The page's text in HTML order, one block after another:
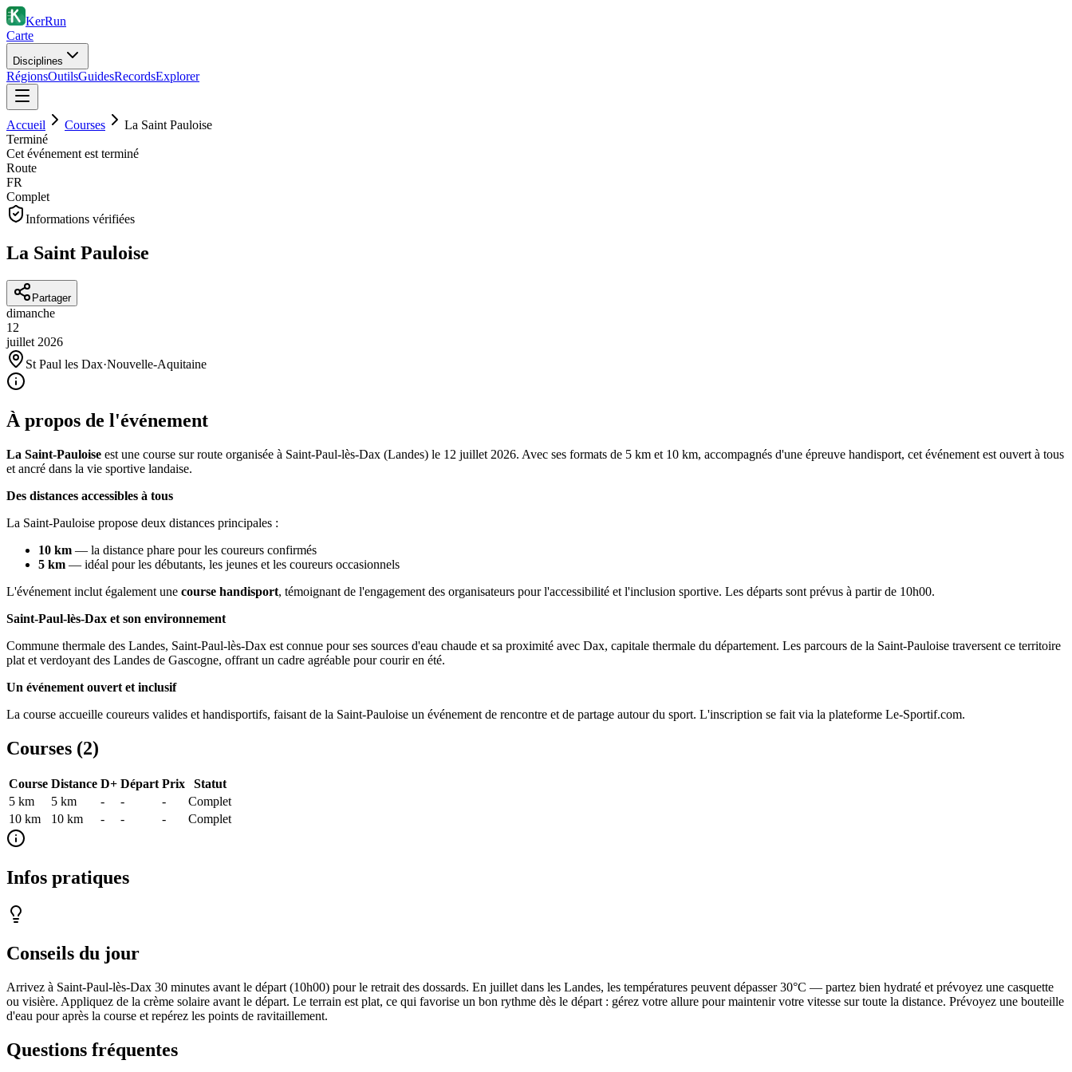
KerRun
Carte
Disciplines
RégionsOutilsGuidesRecordsExplorer
Accueil Courses
La Saint Pauloise
Terminé
Cet événement est terminé
Route
FR
Complet
Informations vérifiées
La Saint Pauloise
Partager
dimanche
12
juillet 2026
St Paul les Dax·Nouvelle-Aquitaine
À propos de l'événement
La Saint-Pauloise est une course sur route organisée à Saint-Paul-lès-Dax (Landes) le 12 juillet 2026. Avec ses formats de 5 km et 10 km, accompagnés d'une épreuve handisport, cet événement est ouvert à tous
et ancré dans la vie sportive landaise.
Des distances accessibles à tous
La Saint-Pauloise propose deux distances principales :
10 km — la distance phare pour les coureurs confirmés
5 km — idéal pour les débutants, les jeunes et les coureurs occasionnels
L'événement inclut également une course handisport, témoignant de l'engagement des organisateurs pour l'accessibilité et l'inclusion sportive. Les départs sont prévus à partir de 10h00.
Saint-Paul-lès-Dax et son environnement
Commune thermale des Landes, Saint-Paul-lès-Dax est connue pour ses sources d'eau chaude et sa proximité avec Dax, capitale thermale du département. Les parcours de la Saint-Pauloise traversent ce territoire
plat et verdoyant des Landes de Gascogne, offrant un cadre agréable pour courir en été.
Un événement ouvert et inclusif
La course accueille coureurs valides et handisportifs, faisant de la Saint-Pauloise un événement de rencontre et de partage autour du sport. L'inscription se fait via la plateforme Le-Sportif.com.
Courses (2)
Course Distance D+ Départ Prix
Statut
5 km
5 km - - -
Complet
10 km
10 km - - - Complet
Infos pratiques
Conseils du jour
Arrivez à Saint-Paul-lès-Dax 30 minutes avant le départ (10h00) pour le retrait des dossards. En juillet dans les Landes, les températures peuvent dépasser 30°C — partez bien hydraté et prévoyez une casquette
ou visière. Appliquez de la crème solaire avant le départ. Le terrain est plat, ce qui favorise un bon rythme dès le départ : gérez votre allure pour maintenir votre vitesse sur toute la distance. Prévoyez une bouteille
d'eau pour après la course et repérez les points de ravitaillement.
Questions fréquentes